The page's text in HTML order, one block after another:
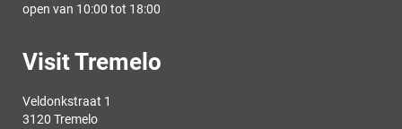
open van 10:00 tot 18:00
Contact
Visit Tremelo
Adres
Veldonkstraat 1
,3120 Tremelo